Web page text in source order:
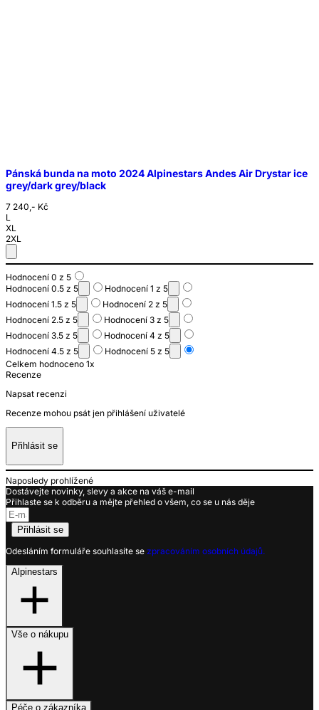
Pánská bunda na moto 2024 Alpinestars Andes Air Drystar ice
grey/dark grey/black
7 240,- Kč
L
XL
2XL
Hodnocení 0 z 5
Hodnocení 0.5 z 5
Hodnocení 1 z 5
Hodnocení 1.5 z 5
Hodnocení 2 z 5
Hodnocení 2.5 z 5
Hodnocení 3 z 5
Hodnocení 3.5 z 5
Hodnocení 4 z 5
Hodnocení 4.5 z 5
Hodnocení 5 z 5
Celkem hodnoceno 1x
Recenze
Napsat recenzi
Recenze mohou psát jen přihlášení uživatelé
Přihlásit se
Naposledy prohlížené
Dostávejte novinky, slevy a akce na váš e-mail
Přihlaste se k odběru a mějte přehled o všem, co se u nás děje
Přihlásit se
Odesláním formuláře souhlasíte se zpracováním osobních údajů.
Alpinestars
Vše o nákupu
Péče o zákazníka